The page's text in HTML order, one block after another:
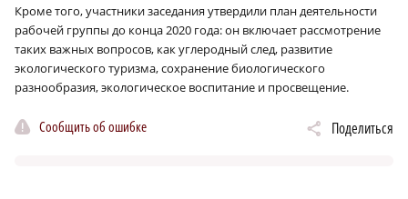
Кроме того, участники заседания утвердили план деятельности
рабочей группы до конца 2020 года: он включает рассмотрение
таких важных вопросов, как углеродный след, развитие
экологического туризма, сохранение биологического
разнообразия, экологическое воспитание и просвещение.
Сообщить об ошибке Поделиться